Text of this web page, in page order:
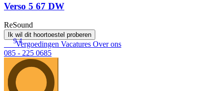
Verso 5 67 DW
ReSound
Ik wil dit hoortoestel proberen
9.4
Vergoedingen Vacatures Over ons
085 - 225 0685